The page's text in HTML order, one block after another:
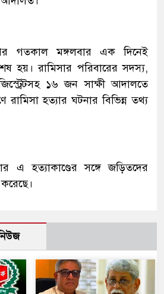
গতকাল মঙ্গলবার এক দিনেই
হয়। রামিসার পরিবারের সদস্য,
১৬ জন সাক্ষী আদালতে
রামিসা হত্যার ঘটনার বিভিন্ন তথ্য
এ হত্যাকাণ্ডের সঙ্গে জড়িতদের
করেছে।